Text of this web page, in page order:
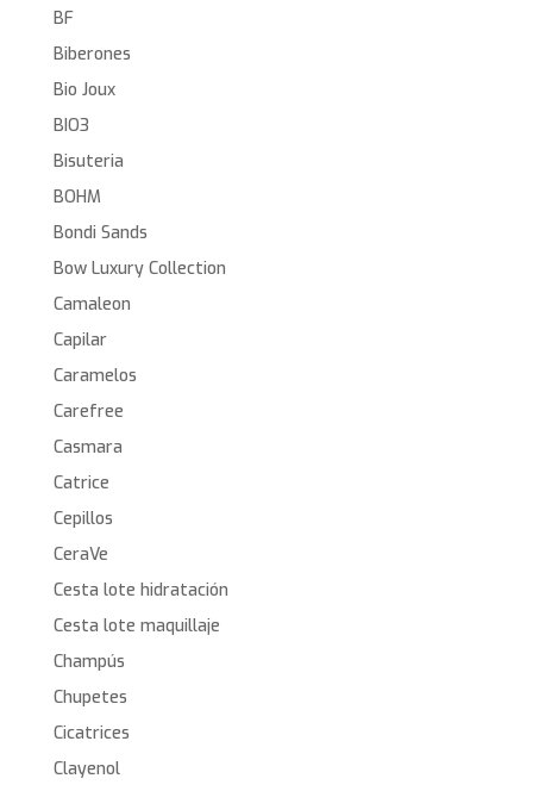
BF
Biberones
Bio Joux
BIO3
Bisuteria
BOHM
Bondi Sands
Bow Luxury Collection
Camaleon
Capilar
Caramelos
Carefree
Casmara
Catrice
Cepillos
CeraVe
Cesta lote hidratación
Cesta lote maquillaje
Champús
Chupetes
Cicatrices
Clayenol